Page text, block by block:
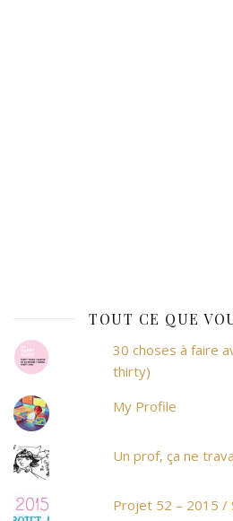
TOUT CE QUE
30 choses à faire
thirty)
My Profile
Un prof, ça ne
Projet 52 – 2015 /